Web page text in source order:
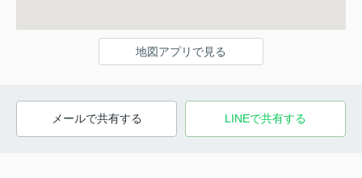
地図アプリで見る
メールで共有する LINEで共有する